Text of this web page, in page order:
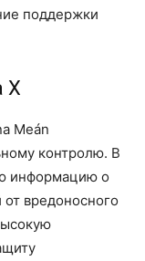
поддержки
X
Meán
контролю. В
информацию о
вредоносного